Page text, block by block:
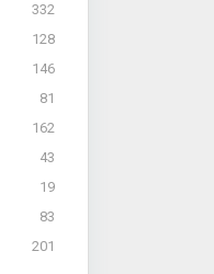
332
128
146
81
162
43
19
83
201